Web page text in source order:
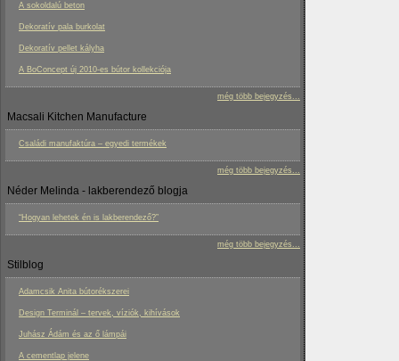
A sokoldalú beton
Dekoratív pala burkolat
Dekoratív pellet kályha
A BoConcept új 2010-es bútor kollekciója
még több bejegyzés...
Macsali Kitchen Manufacture
Családi manufaktúra – egyedi termékek
még több bejegyzés...
Néder Melinda - lakberendező blogja
“Hogyan lehetek én is lakberendező?”
még több bejegyzés...
Stilblog
Adamcsik Anita bútorékszerei
Design Terminál – tervek, víziók, kihívások
Juhász Ádám és az ő lámpái
A cementlap jelene